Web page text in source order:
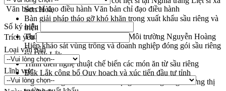
Sơn Hòa
Bàn giải pháp tháo gỡ khó khăn trong xuất khẩu sầu riêng và
triển khai quy định EUDR
Thứ trưởng Bộ Nông nghiệp và Môi trường Nguyễn Hoàng
Hiệp khảo sát vùng trồng và doanh nghiệp đóng gói sầu riêng
tại Đắk Lắk
Trình diễn nghệ thuật chế biến các món ăn từ sầu riêng
Đắk Lắk công bố Quy hoạch và xúc tiến đầu tư tỉnh
Ngành cá ngừ Đắk Lắk chủ động thích ứng để giữ vững thị
Văn bản chỉ đạo điều hành Văn bản chỉ đạo điều hành
Số ký hiệu
Trích yếu
Loại văn bản
Lĩnh vực